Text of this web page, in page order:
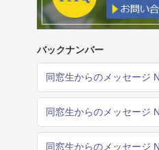
バックナンバー
同窓生からのメッセージ
同窓生からのメッセージ
同窓生からのメッセージ